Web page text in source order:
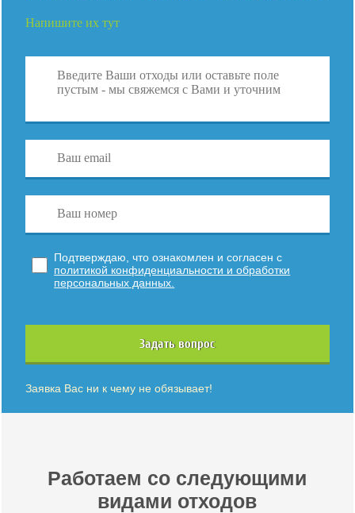
Напишите их тут
Подтверждаю, что ознакомлен и согласен с
политикой конфиденциальности и обработки
персональных данных.
Задать вопрос
Заявка Вас ни к чему не обязывает!
Работаем со следующими
видами отходов